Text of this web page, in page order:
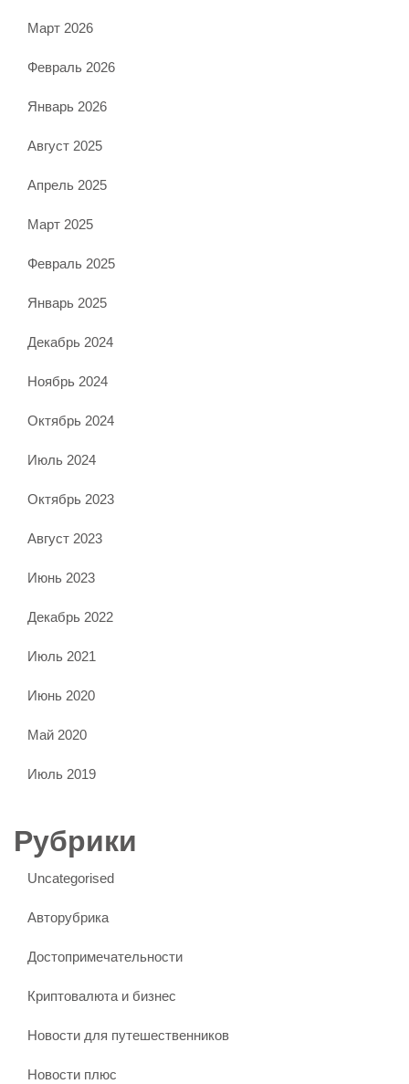
Март 2026
Февраль 2026
Январь 2026
Август 2025
Апрель 2025
Март 2025
Февраль 2025
Январь 2025
Декабрь 2024
Ноябрь 2024
Октябрь 2024
Июль 2024
Октябрь 2023
Август 2023
Июнь 2023
Декабрь 2022
Июль 2021
Июнь 2020
Май 2020
Июль 2019
Рубрики
Uncategorised
Авторубрика
Достопримечательности
Криптовалюта и бизнес
Новости для путешественников
Новости плюс